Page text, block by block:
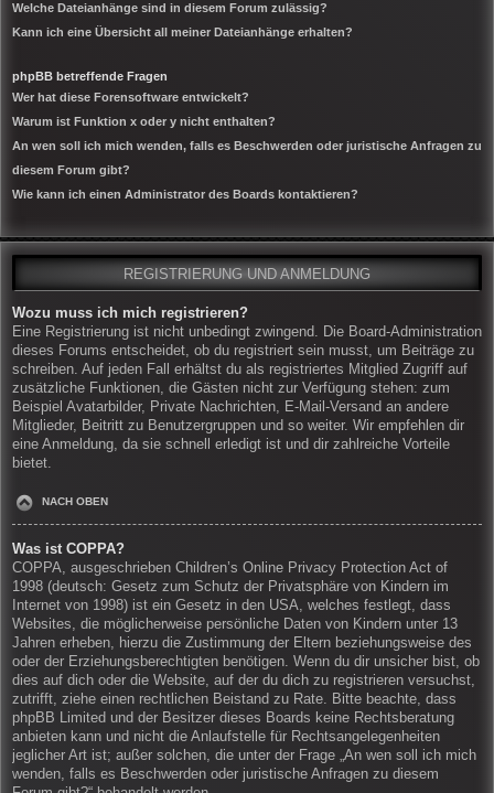
Welche Dateianhänge sind in diesem Forum zulässig?
Kann ich eine Übersicht all meiner Dateianhänge erhalten?
phpBB betreffende Fragen
Wer hat diese Forensoftware entwickelt?
Warum ist Funktion x oder y nicht enthalten?
An wen soll ich mich wenden, falls es Beschwerden oder juristische Anfragen zu
diesem Forum gibt?
Wie kann ich einen Administrator des Boards kontaktieren?
REGISTRIERUNG UND ANMELDUNG
Wozu muss ich mich registrieren?
Eine Registrierung ist nicht unbedingt zwingend. Die Board-Administration
dieses Forums entscheidet, ob du registriert sein musst, um Beiträge zu
schreiben. Auf jeden Fall erhältst du als registriertes Mitglied Zugriff auf
zusätzliche Funktionen, die Gästen nicht zur Verfügung stehen: zum
Beispiel Avatarbilder, Private Nachrichten, E-Mail-Versand an andere
Mitglieder, Beitritt zu Benutzergruppen und so weiter. Wir empfehlen dir
eine Anmeldung, da sie schnell erledigt ist und dir zahlreiche Vorteile
bietet.
NACH OBEN
Was ist COPPA?
COPPA, ausgeschrieben Children’s Online Privacy Protection Act of
1998 (deutsch: Gesetz zum Schutz der Privatsphäre von Kindern im
Internet von 1998) ist ein Gesetz in den USA, welches festlegt, dass
Websites, die möglicherweise persönliche Daten von Kindern unter 13
Jahren erheben, hierzu die Zustimmung der Eltern beziehungsweise des
oder der Erziehungsberechtigten benötigen. Wenn du dir unsicher bist, ob
dies auf dich oder die Website, auf der du dich zu registrieren versuchst,
zutrifft, ziehe einen rechtlichen Beistand zu Rate. Bitte beachte, dass
phpBB Limited und der Besitzer dieses Boards keine Rechtsberatung
anbieten kann und nicht die Anlaufstelle für Rechtsangelegenheiten
jeglicher Art ist; außer solchen, die unter der Frage „An wen soll ich mich
wenden, falls es Beschwerden oder juristische Anfragen zu diesem